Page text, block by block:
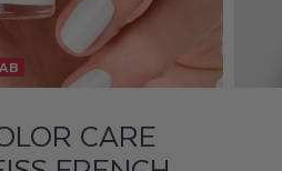
CARE